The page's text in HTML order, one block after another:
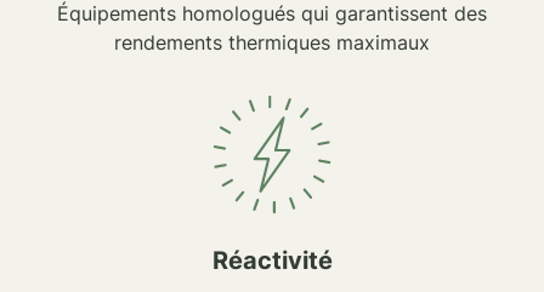
Équipements homologués qui garantissent des
rendements thermiques maximaux
Réactivité